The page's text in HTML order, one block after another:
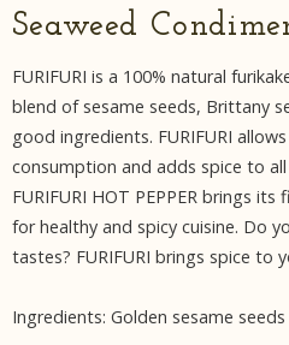
Seaweed
FURIFURI is a 100% natural
blend of sesame seeds, Brittany
good ingredients. FURIFURI
consumption and adds spice to
FURIFURI HOT PEPPER brings
for healthy and spicy cuisine. Do
tastes? FURIFURI brings spice to
Ingredients: Golden sesame